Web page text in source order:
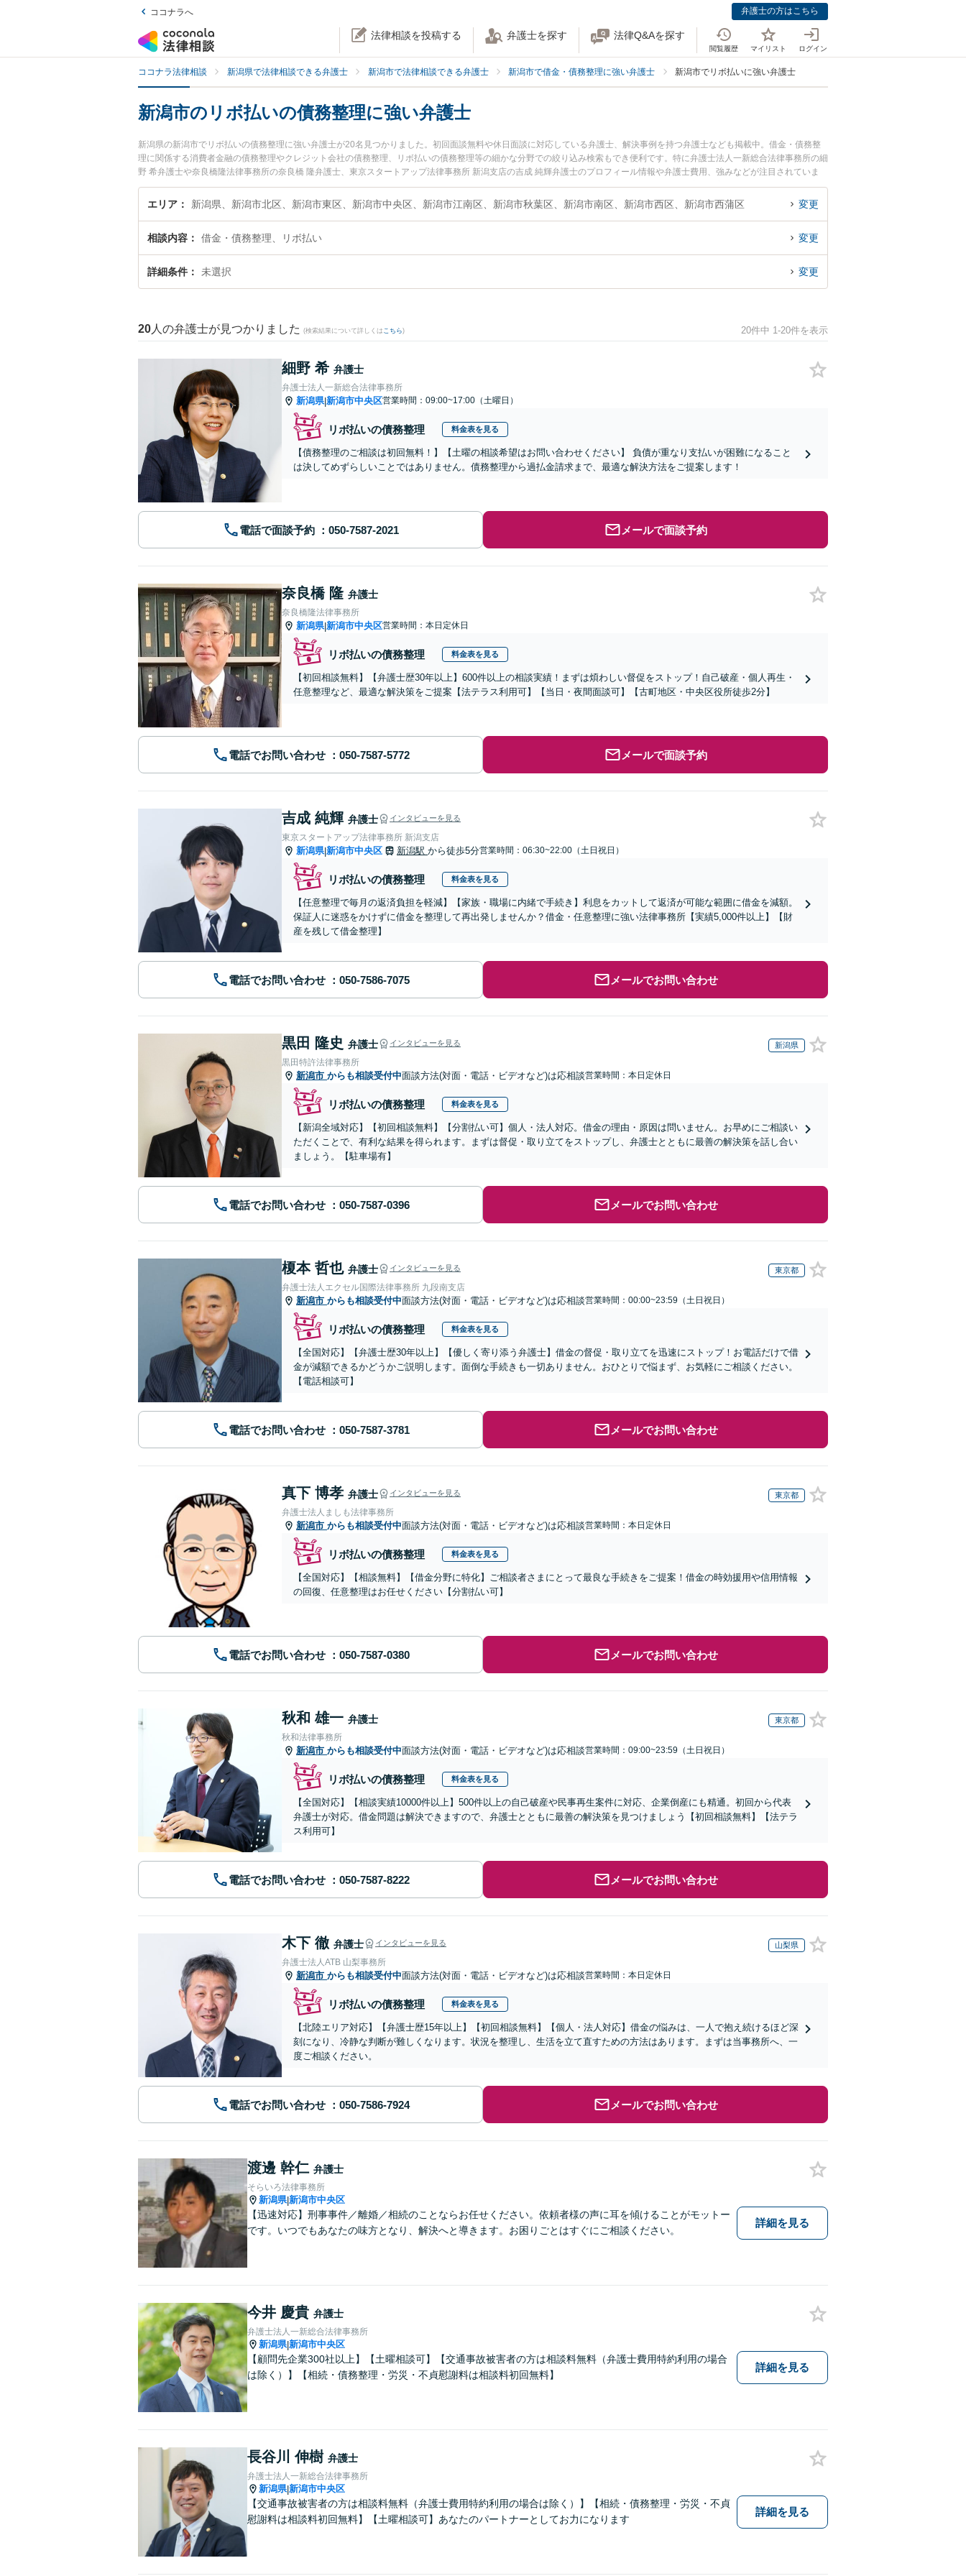
ココナラへ 弁護士の方はこちら
法律相談を投稿する 弁護士を探す 法律Q&Aを探す
閲覧履歴 マイリスト ログイン
ココナラ法律相談 新潟県で法律相談できる弁護士 新潟市で法律相談できる弁護士 新潟市で借金・債務整理に強い弁護士 新潟市でリボ払いに強い弁護士
新潟市のリボ払いの債務整理に強い弁護士
新潟県の新潟市でリボ払いの債務整理に強い弁護士が20名見つかりました。初回面談無料や休日面談に対応している弁護士、解決事例を持つ弁護士なども掲載中。借金・債務整
理に関係する消費者金融の債務整理やクレジット会社の債務整理、リボ払いの債務整理等の細かな分野での絞り込み検索もでき便利です。特に弁護士法人一新総合法律事務所の細
野 希弁護士や奈良橋隆法律事務所の奈良橋 隆弁護士、東京スタートアップ法律事務所 新潟支店の吉成 純輝弁護士のプロフィール情報や弁護士費用、強みなどが注目されていま
す。『新潟市で土日や夜間に発生したリボ払いの債務整理のトラブルを今すぐに弁護士に相談したい』『リボ払いの債務整理のトラブル解決の実績豊富な近くの弁護士を検索した
い』『初回相談無料でリボ払いの債務整理を法律相談できる新潟市内の弁護士に相談予約したい』などでお困りの相談者さんにおすすめです。
エリア 新潟県、新潟市北区、新潟市東区、新潟市中央区、新潟市江南区、新潟市秋葉区、新潟市南区、新潟市西区、新潟市西蒲区 変更
相談内容 借金・債務整理、リボ払い 変更
詳細条件 未選択 変更
20 人の弁護士が見つかりました (検索結果について詳しくは こちら) 20件中 1-20件を表示
細野 希 弁護士
弁護士法人一新総合法律事務所
新潟県|新潟市中央区営業時間：09:00~17:00（土曜日）
リボ払いの債務整理 料金表を見る
【債務整理のご相談は初回無料！】【土曜の相談希望はお問い合わせください】 負債が重なり支払いが困難になること
は決してめずらしいことではありません。債務整理から過払金請求まで、最適な解決方法をご提案します！
電話で面談予約 メールで面談予約
奈良橋 隆 弁護士
奈良橋隆法律事務所
新潟県|新潟市中央区営業時間：本日定休日
リボ払いの債務整理 料金表を見る
【初回相談無料】【弁護士歴30年以上】600件以上の相談実績！まずは煩わしい督促をストップ！自己破産・個人再生・
任意整理など、最適な解決策をご提案【法テラス利用可】【当日・夜間面談可】【古町地区・中央区役所徒歩2分】
電話でお問い合わせ メールで面談予約
吉成 純輝 弁護士 インタビューを見る
東京スタートアップ法律事務所 新潟支店
新潟県|新潟市中央区 新潟駅 から徒歩5分営業時間：06:30~22:00（土日祝日）
リボ払いの債務整理 料金表を見る
【任意整理で毎月の返済負担を軽減】【家族・職場に内緒で手続き】利息をカットして返済が可能な範囲に借金を減額。
保証人に迷惑をかけずに借金を整理して再出発しませんか？借金・任意整理に強い法律事務所【実績5,000件以上】【財
産を残して借金整理】
電話でお問い合わせ メールでお問い合わせ
黒田 隆史 弁護士 インタビューを見る 新潟県
黒田特許法律事務所
新潟市 からも相談受付中面談方法(対面・電話・ビデオなど)は応相談営業時間：本日定休日
リボ払いの債務整理 料金表を見る
【新潟全域対応】【初回相談無料】【分割払い可】個人・法人対応。借金の理由・原因は問いません。お早めにご相談い
ただくことで、有利な結果を得られます。まずは督促・取り立てをストップし、弁護士とともに最善の解決策を話し合い
ましょう。【駐車場有】
電話でお問い合わせ メールでお問い合わせ
榎本 哲也 弁護士 インタビューを見る 東京都
弁護士法人エクセル国際法律事務所 九段南支店
新潟市 からも相談受付中面談方法(対面・電話・ビデオなど)は応相談営業時間：00:00~23:59（土日祝日）
リボ払いの債務整理 料金表を見る
【全国対応】【弁護士歴30年以上】【優しく寄り添う弁護士】借金の督促・取り立てを迅速にストップ！お電話だけで借
金が減額できるかどうかご説明します。面倒な手続きも一切ありません。おひとりで悩まず、お気軽にご相談ください。
【電話相談可】
電話でお問い合わせ メールでお問い合わせ
真下 博孝 弁護士 インタビューを見る 東京都
弁護士法人ましも法律事務所
新潟市 からも相談受付中面談方法(対面・電話・ビデオなど)は応相談営業時間：本日定休日
リボ払いの債務整理 料金表を見る
【全国対応】【相談無料】【借金分野に特化】ご相談者さまにとって最良な手続きをご提案！借金の時効援用や信用情報
の回復、任意整理はお任せください【分割払い可】
電話でお問い合わせ メールでお問い合わせ
秋和 雄一 弁護士 東京都
秋和法律事務所
新潟市 からも相談受付中面談方法(対面・電話・ビデオなど)は応相談営業時間：09:00~23:59（土日祝日）
リボ払いの債務整理 料金表を見る
【全国対応】【相談実績10000件以上】500件以上の自己破産や民事再生案件に対応、企業倒産にも精通。初回から代表
弁護士が対応。借金問題は解決できますので、弁護士とともに最善の解決策を見つけましょう【初回相談無料】【法テラ
ス利用可】
電話でお問い合わせ メールでお問い合わせ
木下 徹 弁護士 インタビューを見る 山梨県
弁護士法人ATB 山梨事務所
新潟市 からも相談受付中面談方法(対面・電話・ビデオなど)は応相談営業時間：本日定休日
リボ払いの債務整理 料金表を見る
【北陸エリア対応】【弁護士歴15年以上】【初回相談無料】【個人・法人対応】借金の悩みは、一人で抱え続けるほど深
刻になり、冷静な判断が難しくなります。状況を整理し、生活を立て直すための方法はあります。まずは当事務所へ、一
度ご相談ください。
電話でお問い合わせ メールでお問い合わせ
渡邊 幹仁 弁護士
そらいろ法律事務所
新潟県|新潟市中央区
【迅速対応】刑事事件／離婚／相続のことならお任せください。依頼者様の声に耳を傾けることがモットー
です。いつでもあなたの味方となり、解決へと導きます。お困りごとはすぐにご相談ください。
詳細を見る
今井 慶貴 弁護士
弁護士法人一新総合法律事務所
新潟県|新潟市中央区
【顧問先企業300社以上】【土曜相談可】【交通事故被害者の方は相談料無料（弁護士費用特約利用の場合
は除く）】【相続・債務整理・労災・不貞慰謝料は相談料初回無料】
詳細を見る
長谷川 伸樹 弁護士
弁護士法人一新総合法律事務所
新潟県|新潟市中央区
【交通事故被害者の方は相談料無料（弁護士費用特約利用の場合は除く）】【相続・債務整理・労災・不貞
慰謝料は相談料初回無料】【土曜相談可】あなたのパートナーとしてお力になります
詳細を見る